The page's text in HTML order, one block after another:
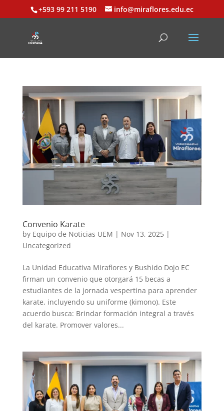
+593 99 211 5190 info@miraflores.edu.ec
Convenio Karate
by Equipo de Noticias UEM | Nov 13, 2025|
Uncategorized
La Unidad Educativa Miraflores y Bushido Dojo EC
firman un convenio que otorgará 15 becas a
estudiantes de la jornada vespertina para aprender
karate, incluyendo su uniforme (kimono). Este
acuerdo busca: Brindar formación integral a través
del karate. Promover valores...